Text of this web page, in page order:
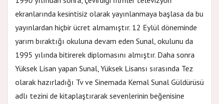
ekranlarında kesintisiz olarak yayınlanmaya başlasa da bu
yayınlardan hiçbir ücret almamıştır. 12 Eylül döneminde
yarım bıraktığı okuluna devam eden Sunal, okulunu da
1995 yılında bitirerek diplomasını almıştır. Daha sonra
Yüksek Lisan yapan Sunal, Yüksek Lisansı sırasında Tez
olarak hazırladığı Tv ve Sinemada Kemal Sunal Güldürüsü
adlı tezini de kitaplaştırarak sevenlerinin beğenisine